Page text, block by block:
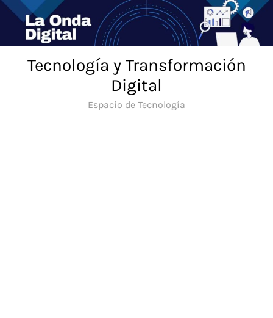
Saltar
contenido
Tecnología y Transformación
Digital
Espacio de Tecnología